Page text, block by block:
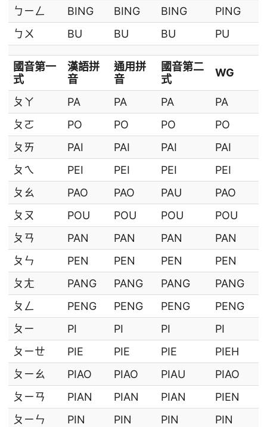
ㄅㄧㄥ
BING BING BING
PING
ㄅㄨ
BU BU BU PU
國音第一
式
漢語拼
音
通用拼
音
國音第二
式
WG
ㄆㄚ PA PA PA
PA
ㄆㄛ
PO PO PO
PO
ㄆㄞ
PAI PAI PAI
PAI
ㄆㄟ
PEI PEI PEI
PEI
ㄆㄠ
PAO PAO PAU
PAO
ㄆㄡ
POU POU POU
POU
ㄆㄢ
PAN PAN PAN
PAN
ㄆㄣ
PEN PEN PEN
PEN
ㄆㄤ
PANG PANG PANG
PANG
ㄆㄥ
PENG PENG PENG
PENG
ㄆㄧ
PI PI PI
PI
ㄆㄧㄝ
PIE PIE PIE
PIEH
ㄆㄧㄠ
PIAO PIAO PIAU
PIAO
ㄆㄧㄢ
PIAN PIAN PIAN
PIEN
ㄆㄧㄣ
PIN PIN PIN
PIN